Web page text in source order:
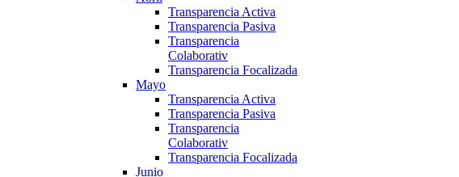
Transparencia Activa
Transparencia Pasiva
Transparencia
Colaborativ
Transparencia Focalizada
Mayo
Transparencia Activa
Transparencia Pasiva
Transparencia
Colaborativ
Transparencia Focalizada
Junio